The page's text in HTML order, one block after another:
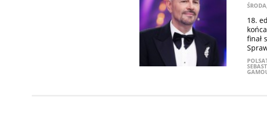
18.
finał